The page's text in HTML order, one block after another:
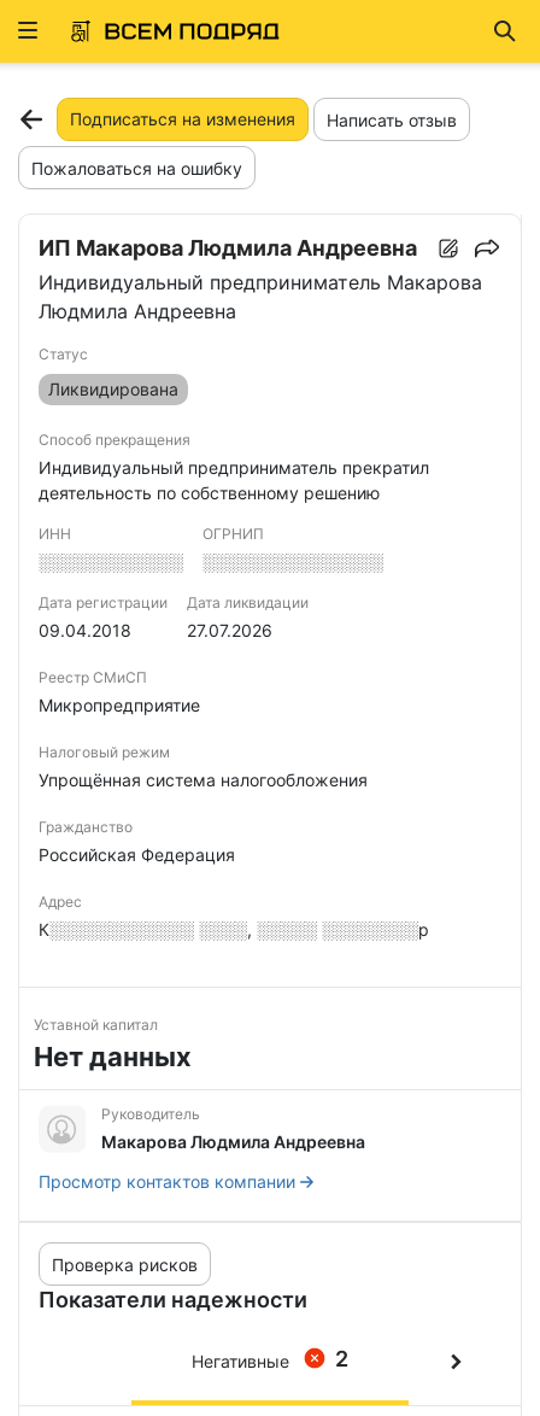
Развернуть
Подписаться на изменения Написать отзыв
Пожаловаться на ошибку
ИП Макарова Людмила Андреевна
Индивидуальный предприниматель Макарова
Людмила Андреевна
Статус
Ликвидирована
Способ прекращения
Индивидуальный предприниматель прекратил
деятельность по собственному решению
ИНН
░░░░░░░░░░░░
ОГРНИП
░░░░░░░░░░░░░░░
Дата регистрации
09.04.2018
Дата ликвидации
27.07.2026
Реестр СМиСП
Микропредприятие
Налоговый режим
Упрощённая система налогообложения
Гражданство
Российская Федерация
Адрес
К░░░░░░░░░░░░ ░░░░, ░░░░░ ░░░░░░░░р
Уставной капитал
Нет данных
Руководитель
Макарова Людмила Андреевна
Просмотр контактов компании
Показатели надежности
Проверка рисков
2
Негативные